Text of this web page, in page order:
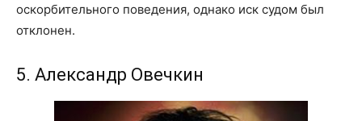
оскорбительного поведения, однако иск судом был
отклонен.
5. Александр Овечкин